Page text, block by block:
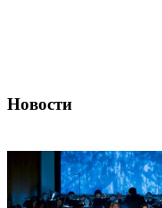
Новости